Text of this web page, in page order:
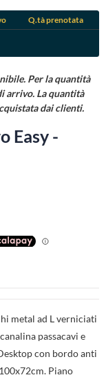
Q.tà prenotata
Per la quantità
arrivo. La quantità
dai clienti.
Easy -
metal ad L verniciati
passacavi e
con bordo anti
Piano